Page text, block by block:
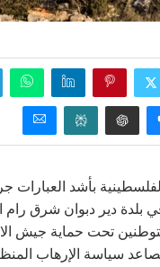
بأشد العبارات
بلدة دير دبوان شرق رام
تحت حماية جيش
سياسة الإرهاب